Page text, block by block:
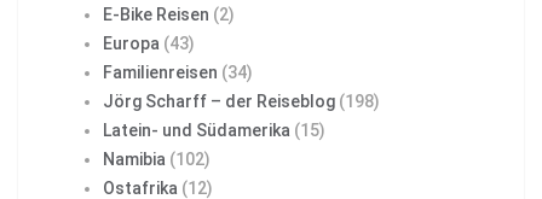
E-Bike Reisen (2)
Europa (43)
Familienreisen (34)
Jörg Scharff – der Reiseblog (198)
Latein- und Südamerika (15)
Namibia (102)
Ostafrika (12)